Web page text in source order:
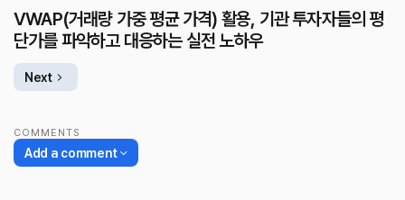
VWAP(거래량 가중 평균 가격) 활용, 기관 투자자들의 평
단가를 파악하고 대응하는 실전 노하우
Next
COMMENTS
Add a comment